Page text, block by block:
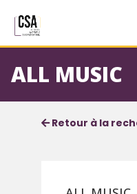
ALL MUSIC
Fiche
Informations
Retour à la